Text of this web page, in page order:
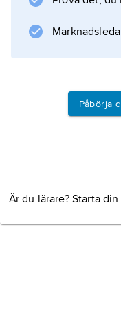
Påbörja
Är du lärare? Starta